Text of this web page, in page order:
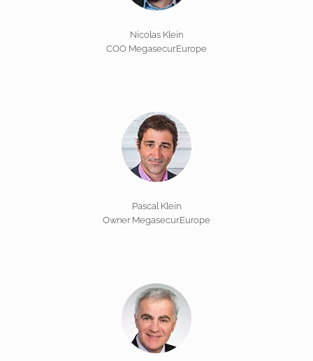
Nicolas Klein
COO Megasecur.Europe
Pascal Klein
Owner Megasecur.Europe